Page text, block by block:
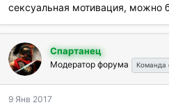
сексуальная мотивация, можно
Спартанец
Модератор форума Команда
9 Янв 2017